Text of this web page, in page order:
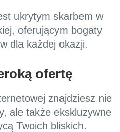
ukrytym skarbem w
oferującym bogaty
dla każdej okazji.
ofertę
znajdziesz nie
ale także ekskluzywne
Twoich bliskich.